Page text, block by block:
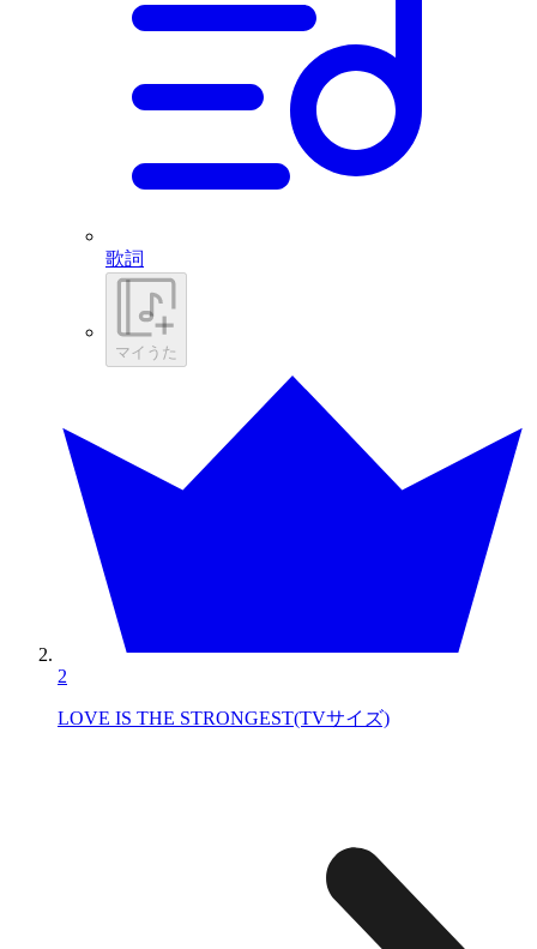
歌詞
マイうた
2
LOVE IS THE STRONGEST(TVサイズ)